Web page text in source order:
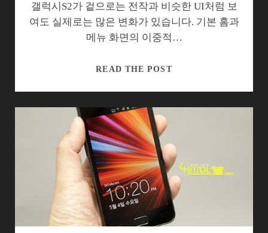
갤럭시S2가 겉으로는 전작과 비슷한 UI처럼 보
여도 실제로는 많은 변화가 있습니다. 기본 홈과
메뉴 화면의 이중적…
READ THE POST갤
본
UI
를
파
헤
치